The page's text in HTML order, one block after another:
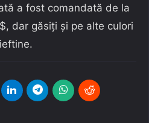
a fost comandată de la
dar găsiți și pe alte culori